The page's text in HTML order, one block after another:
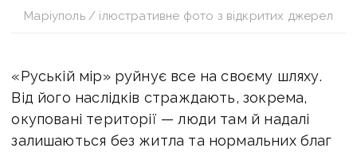
Маріуполь / ілюстративне фото з відкритих джерел
«Руській мір» руйнує все на своєму шляху.
Від його наслідків страждають, зокрема,
окуповані території — люди там й надалі
залишаються без житла та нормальних благ